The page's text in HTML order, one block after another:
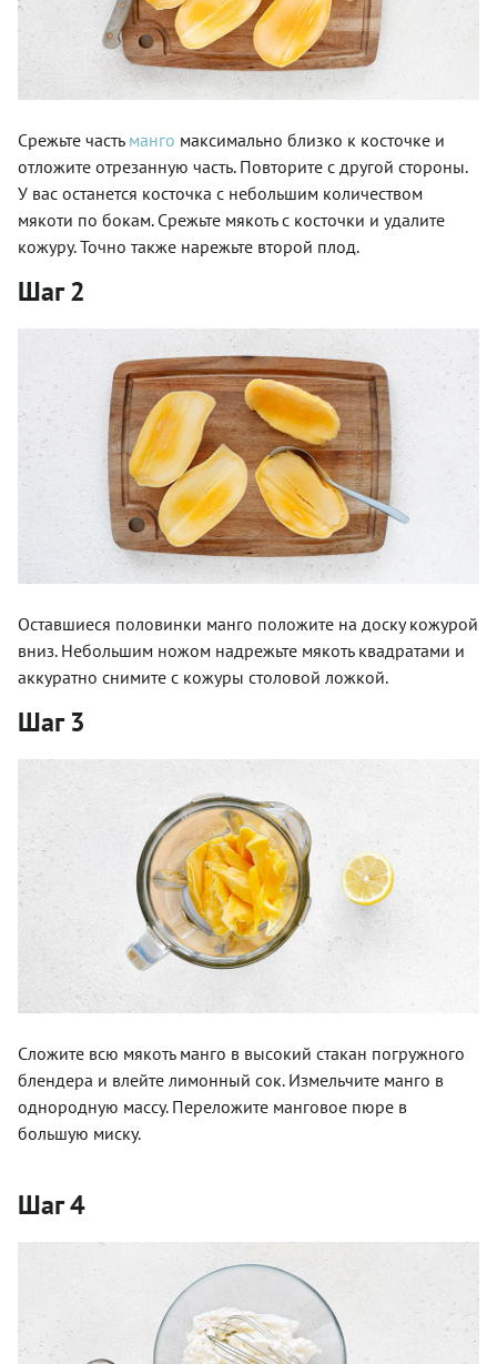
Срежьте часть манго максимально близко к косточке и
отложите отрезанную часть. Повторите с другой стороны.
У вас останется косточка с небольшим количеством
мякоти по бокам. Срежьте мякоть с косточки и удалите
кожуру. Точно также нарежьте второй плод.
Шаг 2
Оставшиеся половинки манго положите на доску кожурой
вниз. Небольшим ножом надрежьте мякоть квадратами и
аккуратно снимите с кожуры столовой ложкой.
Шаг 3
Сложите всю мякоть манго в высокий стакан погружного
блендера и влейте лимонный сок. Измельчите манго в
однородную массу. Переложите манговое пюре в
большую миску.
Шаг 4